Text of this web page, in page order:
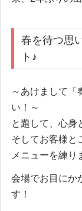
春を待つ思
ト♪
～あけまして「
い！～
と題して、心身
そしてお客様と
メニューを練り
会場でお目にか
す！